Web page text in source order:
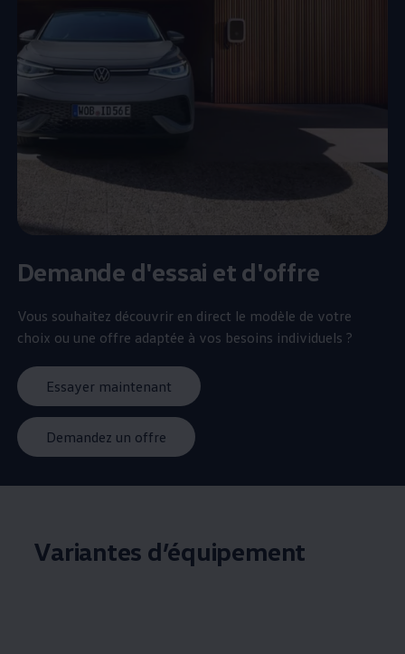
Demande d'essai et d'offre
Vous souhaitez découvrir en direct le modèle de votre
choix ou une offre adaptée à vos besoins individuels ?
Essayer maintenant
Demandez un offre
Variantes d’équipement